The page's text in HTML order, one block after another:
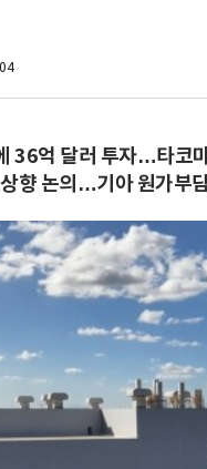
36억 달러 투자…타코
향 논의…기아 원가부